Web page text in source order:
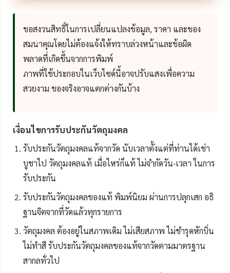
ขอสงวนสิทธิ์ในการเปลี่ยนแปลงข้อมูล, ราคา และของ
สมนาคุณโดยไม่ต้องแจ้งให้ทราบล่วงหน้าและข้อผิด
พลาดที่เกิดขึ้นจากการพิมพ์
ภาพที่ใช้ประกอบในเว็บไซด์นี้อาจปรับแสงเพื่อความ
สวยงาม ของจริงอาจแตกต่างกันบ้าง
เงื่อนไขการรับประกันวัตถุมงคล
รับประกันวัตถุมงคลแท้จากวัด นับเวลาตั้งแต่ที่ท่านได้เช่า
บูชาไป วัตถุมงคลแท้ เมื่อไหร่ก็แท้ ไม่จำกัดวัน-เวลา ในการ
รับประกัน
รับประกันวัตถุมงคลของแท้ พิมพ์นิยม ผ่านการปลุกเสก อธิ
ฐานจิตจากที่วัดแล้วทุกรายการ
วัตถุมงคล ต้องอยู่ในสภาพเดิม ไม่เสียสภาพ ไม่ชำรุดหักบิ่น
ไม่ทำสี รับประกันวัตถุมงคลของแท้จากวัดตามมาตรฐาน
สากลทั่วไป